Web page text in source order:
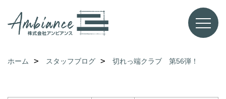
ホーム スタッフブログ 切れっ端クラブ 第56弾！